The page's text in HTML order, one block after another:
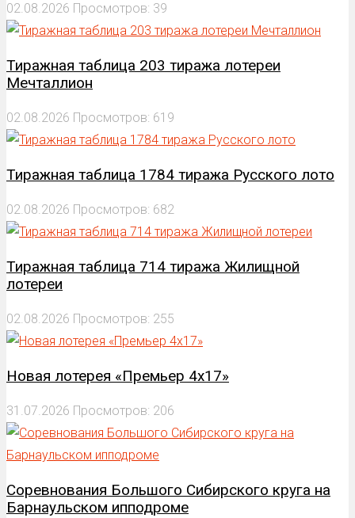
02.08.2026 Просмотров: 39
Тиражная таблица 203 тиража лотереи
Мечталлион
02.08.2026 Просмотров: 619
Тиражная таблица 1784 тиража Русского лото
02.08.2026 Просмотров: 682
Тиражная таблица 714 тиража Жилищной
лотереи
02.08.2026 Просмотров: 255
Новая лотерея «Премьер 4х17»
31.07.2026 Просмотров: 206
Соревнования Большого Сибирского круга на
Барнаульском ипподроме